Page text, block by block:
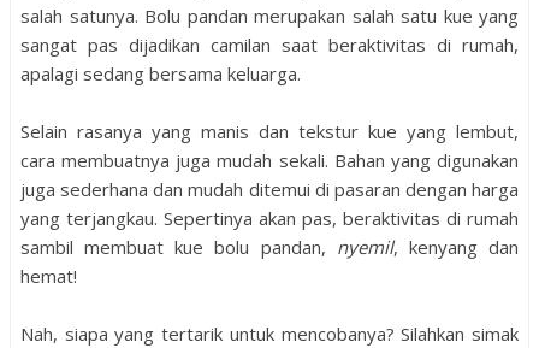
salah satunya. Bolu pandan merupakan salah satu kue yang
sangat pas dijadikan camilan saat beraktivitas di rumah,
apalagi sedang bersama keluarga.
Selain rasanya yang manis dan tekstur kue yang lembut,
cara membuatnya juga mudah sekali. Bahan yang digunakan
juga sederhana dan mudah ditemui di pasaran dengan harga
yang terjangkau. Sepertinya akan pas, beraktivitas di rumah
sambil membuat kue bolu pandan, nyemil, kenyang dan
hemat!
Nah, siapa yang tertarik untuk mencobanya? Silahkan simak